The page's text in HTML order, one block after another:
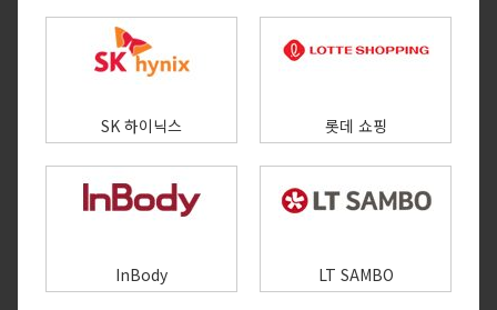
SK 하이닉스 롯데 쇼핑
InBody LT SAMBO